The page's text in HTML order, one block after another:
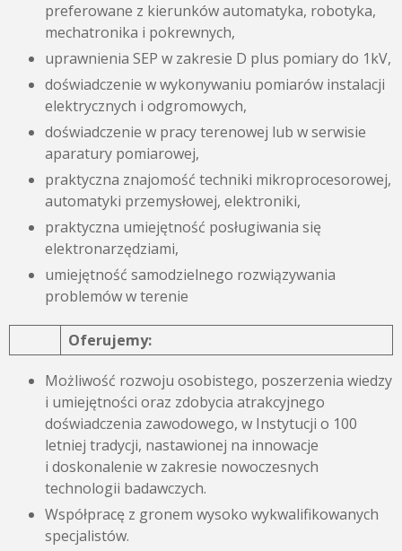
preferowane z kierunków automatyka, robotyka,
mechatronika i pokrewnych,
uprawnienia SEP w zakresie D plus pomiary do 1kV,
doświadczenie w wykonywaniu pomiarów instalacji
elektrycznych i odgromowych,
doświadczenie w pracy terenowej lub w serwisie
aparatury pomiarowej,
praktyczna znajomość techniki mikroprocesorowej,
automatyki przemysłowej, elektroniki,
praktyczna umiejętność posługiwania się
elektronarzędziami,
umiejętność samodzielnego rozwiązywania
problemów w terenie
Oferujemy:
Możliwość rozwoju osobistego, poszerzenia wiedzy
i umiejętności oraz zdobycia atrakcyjnego
doświadczenia zawodowego, w Instytucji o 100
letniej tradycji, nastawionej na innowacje
i doskonalenie w zakresie nowoczesnych
technologii badawczych.
Współpracę z gronem wysoko wykwalifikowanych
specjalistów.